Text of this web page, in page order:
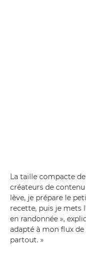
La taille compacte
créateurs de
lève, je prépare le
recette, puis je mets
en randonnée »,
adapté à mon flux
partout. »